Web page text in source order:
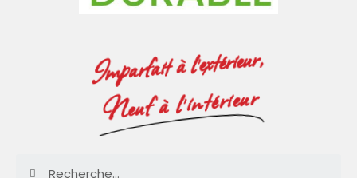
Imparfait à l'extérieur,
Neuf à l'intérieur